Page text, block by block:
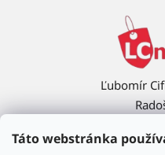
Táto webstránka
Ľubomír